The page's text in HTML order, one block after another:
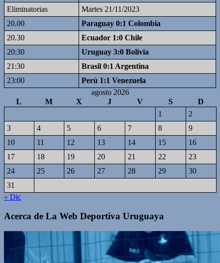
Eliminatorias
Martes 21/11/2023
20.00
Paraguay 0:1 Colombia
20.30
Ecuador 1:0 Chile
20:30
Uruguay 3:0 Bolivia
21:30
Brasil 0:1 Argentina
23:00
Perú 1:1 Venezuela
agosto 2026
L
M X J V S
D
1
2
3
4 5 6 7 8
9
10
11 12 13 14 15
16
17
18 19 20 21 22
23
24
25 26 27 28 29
30
31
« Dic
Acerca de La Web Deportiva Uruguaya